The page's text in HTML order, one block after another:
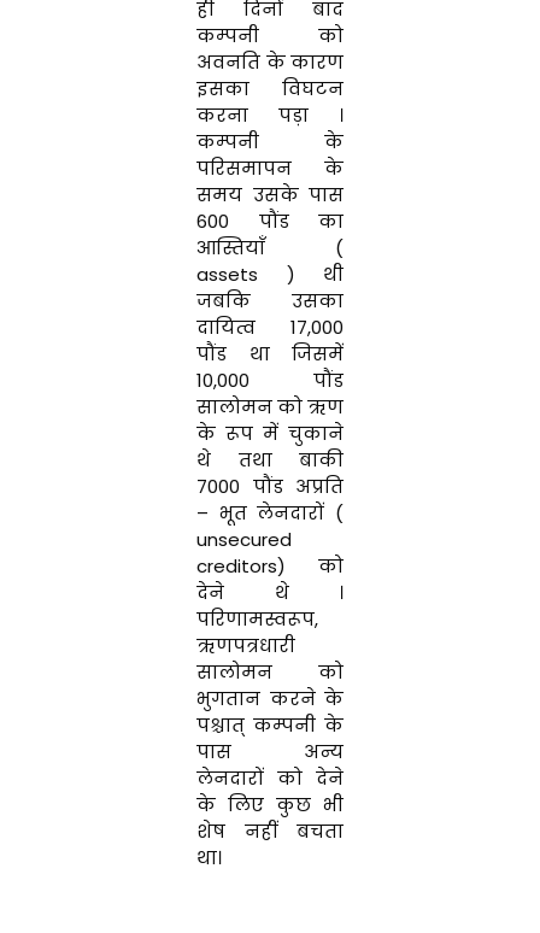
हीदिनोंबाद
कम्पनी को
अवनति केकारण
इसकाविघटन
करनापड़ा ।
कम्पनी के
परिसमापन के
समय उसके पास
600 पौंडका
आस्तियाँ (
assets ) थी
जबकिउसका
दायित्व17,000
पौंड थाजिसमें
10,000पौंड
सालोमनकोऋण
के रूपमेंचुकाने
थे तथाबाकी
7000 पौंड अप्रति
– भूतलेनदारों (
unsecured
creditors)को
देने थे ।
परिणामस्वरूप,
ऋणपत्रधारी
सालोमनको
भुगतान करनेके
पश्चात्कम्पनी के
पास अन्य
लेनदारों कोदेने
के लिएकुछभी
शेष नहींबचता
था।